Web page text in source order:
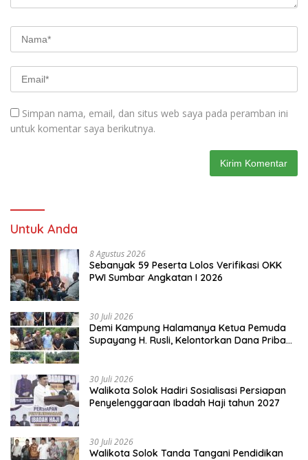
Simpan nama, email, dan situs web saya pada peramban ini
untuk komentar saya berikutnya.
Untuk Anda
8 Agustus 2026
Sebanyak 59 Peserta Lolos Verifikasi OKK
PWI Sumbar Angkatan I 2026
30 Juli 2026
Demi Kampung Halamanya Ketua Pemuda
Supayang H. Rusli, Kelontorkan Dana Pribadi
30 Juli 2026
Walikota Solok Hadiri Sosialisasi Persiapan
Penyelenggaraan Ibadah Haji tahun 2027
30 Juli 2026
Walikota Solok Tanda Tangani Pendidikan